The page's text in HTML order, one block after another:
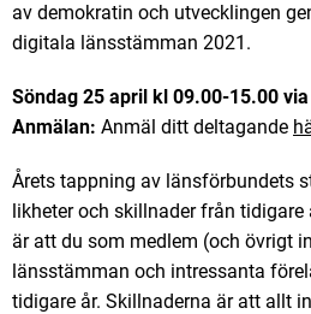
av demokratin och utvecklingen
digitala länsstämman 2021.
Söndag 25 april kl 09.00-15.00
Anmälan: Anmäl ditt deltagande
Årets tappning av länsförbundets
likheter och skillnader från tidigare
är att du som medlem (och övrigt
länsstämman och intressanta
tidigare år. Skillnaderna är att allt